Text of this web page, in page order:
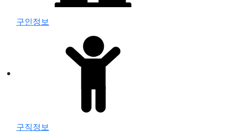
구인정보
구직정보